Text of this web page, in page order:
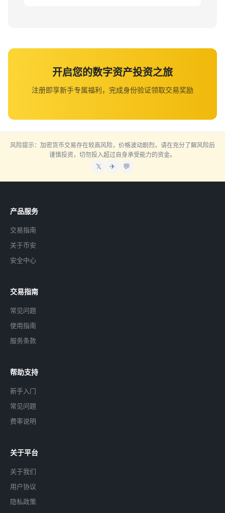
开启您的数字资产投资之旅
注册即享新手专属福利，完成身份验证领取交易奖励
风险提示：加密货币交易存在较高风险，价格波动剧烈，请在充分了解风险后
谨慎投资，切勿投入超过自身承受能力的资金。
𝕏 ✈ 💬
产品服务
交易指南
关于币安
安全中心
交易指南
常见问题
使用指南
服务条款
帮助支持
新手入门
常见问题
费率说明
关于平台
关于我们
用户协议
隐私政策